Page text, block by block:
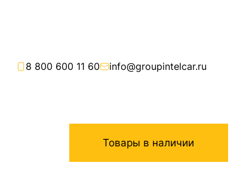
8 800 600 11 60 info@groupintelcar.ru
Товары в наличии